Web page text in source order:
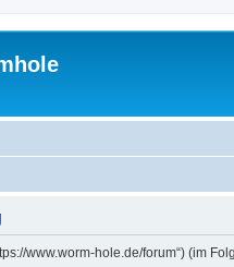
www.worm-hole.de/forum“) (im